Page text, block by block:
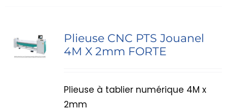
Plieuse CNC PTS Jouanel
4M X 2mm FORTE
Plieuse à tablier numérique 4M x
2mm